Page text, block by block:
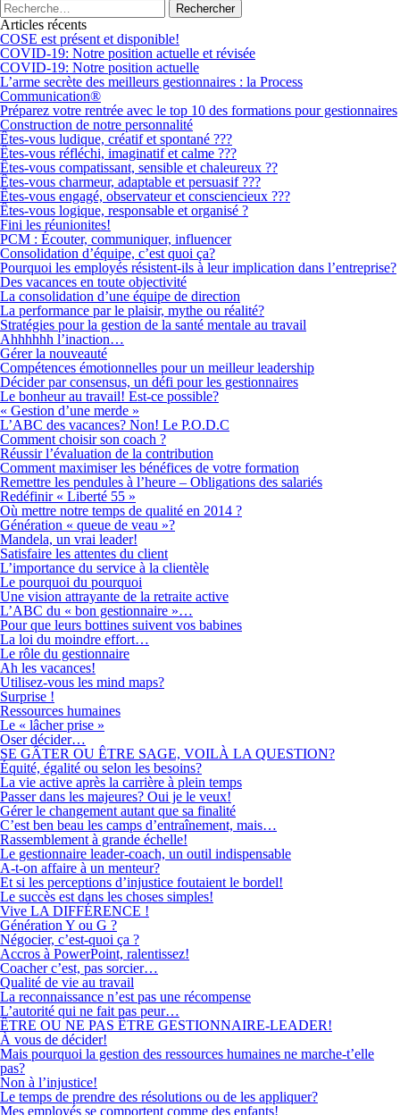
Articles récents
COSE est présent et disponible!
COVID-19: Notre position actuelle et révisée
COVID-19: Notre position actuelle
L’arme secrète des meilleurs gestionnaires : la Process
Communication®
Préparez votre rentrée avec le top 10 des formations pour gestionnaires
Construction de notre personnalité
Êtes-vous ludique, créatif et spontané ???
Êtes-vous réfléchi, imaginatif et calme ???
Êtes-vous compatissant, sensible et chaleureux ??
Êtes-vous charmeur, adaptable et persuasif ???
Êtes-vous engagé, observateur et consciencieux ???
Êtes-vous logique, responsable et organisé ?
Fini les réunionites!
PCM : Écouter, communiquer, influencer
Consolidation d’équipe, c’est quoi ça?
Pourquoi les employés résistent-ils à leur implication dans l’entreprise?
Des vacances en toute objectivité
La consolidation d’une équipe de direction
La performance par le plaisir, mythe ou réalité?
Stratégies pour la gestion de la santé mentale au travail
Ahhhhhh l’inaction…
Gérer la nouveauté
Compétences émotionnelles pour un meilleur leadership
Décider par consensus, un défi pour les gestionnaires
Le bonheur au travail! Est-ce possible?
« Gestion d’une merde »
L’ABC des vacances? Non! Le P.O.D.C
Comment choisir son coach ?
Réussir l’évaluation de la contribution
Comment maximiser les bénéfices de votre formation
Remettre les pendules à l’heure – Obligations des salariés
Redéfinir « Liberté 55 »
Où mettre notre temps de qualité en 2014 ?
Génération « queue de veau »?
Mandela, un vrai leader!
Satisfaire les attentes du client
L’importance du service à la clientèle
Le pourquoi du pourquoi
Une vision attrayante de la retraite active
L’ABC du « bon gestionnaire »…
Pour que leurs bottines suivent vos babines
La loi du moindre effort…
Le rôle du gestionnaire
Ah les vacances!
Utilisez-vous les mind maps?
Surprise !
Ressources humaines
Le « lâcher prise »
Oser décider…
SE GÂTER OU ÊTRE SAGE, VOILÀ LA QUESTION?
Équité, égalité ou selon les besoins?
La vie active après la carrière à plein temps
Passer dans les majeures? Oui je le veux!
Gérer le changement autant que sa finalité
C’est ben beau les camps d’entraînement, mais…
Rassemblement à grande échelle!
Le gestionnaire leader-coach, un outil indispensable
A-t-on affaire à un menteur?
Et si les perceptions d’injustice foutaient le bordel!
Le succès est dans les choses simples!
Vive LA DIFFÉRENCE !
Génération Y ou G ?
Négocier, c’est-quoi ça ?
Accros à PowerPoint, ralentissez!
Coacher c’est, pas sorcier…
Qualité de vie au travail
La reconnaissance n’est pas une récompense
L’autorité qui ne fait pas peur…
ÊTRE OU NE PAS ÊTRE GESTIONNAIRE-LEADER!
À vous de décider!
Mais pourquoi la gestion des ressources humaines ne marche-t’elle
pas?
Non à l’injustice!
Le temps de prendre des résolutions ou de les appliquer?
Mes employés se comportent comme des enfants!